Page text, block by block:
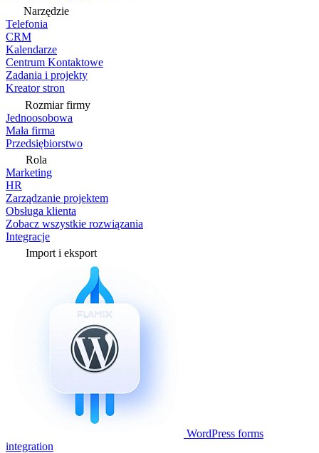
Narzędzie
Telefonia
CRM
Kalendarze
Centrum Kontaktowe
Zadania i projekty
Kreator stron
Rozmiar firmy
Jednoosobowa
Mała firma
Przedsiębiorstwo
Rola
Marketing
HR
Zarządzanie projektem
Obsługa klienta
Zobacz wszystkie rozwiązania
Integracje
Import i eksport
WordPress forms
integration